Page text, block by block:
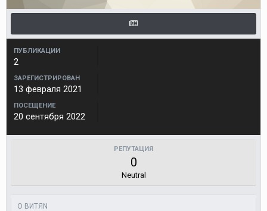
ПУБЛИКАЦИИ
2
ЗАРЕГИСТРИРОВАН
13 февраля 2021
ПОСЕЩЕНИЕ
20 сентября 2022
РЕПУТАЦИЯ
0
Neutral
О ВИТЯN